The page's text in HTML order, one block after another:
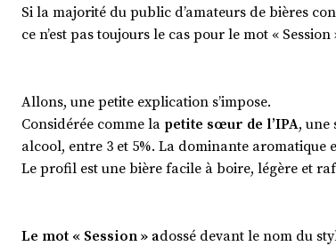
Si la majorité du public d’amateurs de bières
ce n’est pas toujours le cas pour le mot « Session
Allons, une petite explication s’impose.
Considérée comme la petite sœur de l’IPA, une
alcool, entre 3 et 5%. La dominante aromatique
Le profil est une bière facile à boire, légère et
Le mot « Session » adossé devant le nom du